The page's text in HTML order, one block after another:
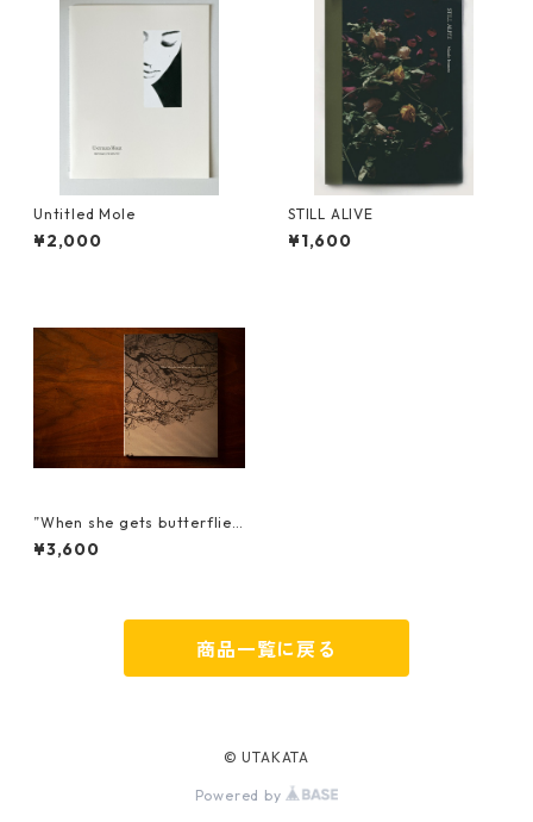
Untitled Mole
¥2,000
STILL ALIVE
¥1,600
”When she gets butterflies
in her stomach -彼女のお腹
の中に蝶が飛ぶとき-”
¥3,600
商品一覧に戻る
© UTAKATA
Powered by